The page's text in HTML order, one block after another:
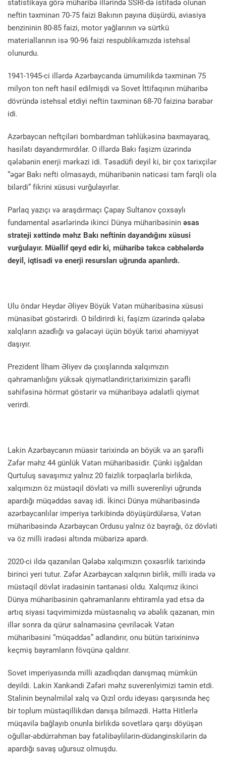
statistikaya görə müharibə illərində SSRİ-də istifadə olunan
neftin təxminən 70-75 faizi Bakının payına düşürdü, aviasiya
benzininin 80-85 faizi, motor yağlarının və sürtkü
materiallarının isə 90-96 faizi respublikamızda istehsal
olunurdu.
1941-1945-ci illərdə Azərbaycanda ümumilikdə təxminən 75
milyon ton neft hasil edilmişdi və Sovet İttifaqının müharibə
dövründə istehsal etdiyi neftin təxminən 68-70 faizinə bərabər
idi.
Azərbaycan neftçiləri bombardman təhlükəsinə baxmayaraq,
hasilatı dayandırmırdılar. O illərdə Bakı faşizm üzərində
qələbənin enerji mərkəzi idi. Təsadüfi deyil ki, bir çox tarixçilər
“əgər Bakı nefti olmasaydı, müharibənin nəticəsi tam fərqli ola
bilərdi” fikrini xüsusi vurğulayırlar.
Parlaq yazıçı və araşdırmaçı Çapay Sultanov çoxsaylı
fundamental əsərlərində ikinci Dünya müharibəsinin əsas
strateji xəttində məhz Bakı neftinin dayandığını xüsusi
vurğulayır. Müəllif qeyd edir ki, müharibə təkcə cəbhələrdə
deyil, iqtisadi və enerji resursları uğrunda aparılırdı.
Ulu öndər Heydər Əliyev Böyük Vətən müharibəsinə xüsusi
münasibət göstərirdi. O bildirirdi ki, faşizm üzərində qələbə
xalqların azadlığı və gələcəyi üçün böyük tarixi əhəmiyyət
daşıyır.
Prezident İlham Əliyev də çıxışlarında xalqımızın
qəhrəmanlığını yüksək qiymətləndirir,tariximizin şərəfli
səhifəsinə hörmət göstərir və müharibəyə ədalətli qiymət
verirdi.
Lakin Azərbaycanın müasir tarixində ən böyük və ən şərəfli
Zəfər məhz 44 günlük Vətən müharibəsidir. Çünki işğaldan
Qurtuluş savaşımız yalnız 20 faizlik torpaqlarla birlikdə,
xalqımızın öz müstəqil dövləti və milli suverenliyi uğrunda
apardığı müqəddəs savaş idi. İkinci Dünya müharibəsində
azərbaycanlılar imperiya tərkibində döyüşürdülərsə, Vətən
müharibəsində Azərbaycan Ordusu yalnız öz bayrağı, öz dövləti
və öz milli iradəsi altında mübarizə apardı.
2020-ci ildə qazanılan Qələbə xalqımızın çoxəsrlik tarixində
birinci yeri tutur. Zəfər Azərbaycan xalqının birlik, milli iradə və
müstəqil dövlət iradəsinin təntənəsi oldu. Xalqımız ikinci
Dünya müharibəsinin qəhrəmanlarını ehtiramla yad etsə də
artıq siyasi təqvimimizdə müstəsnalıq və əbəlik qazanan, min
illər sonra da qürur salnaməsinə çevriləcək Vətən
müharibəsini “müqəddəs” adlandırır, onu bütün tarixininvə
keçmiş bayramların fövqünə qaldırır.
Sovet imperiyasında milli azadlıqdan danışmaq mümkün
deyildi. Lakin Xankəndi Zəfəri məhz suverenlyimizi təmin etdi.
Stalinin beynəlmiləl xalq və Qızıl ordu ideyası qarşısında heç
bir toplum müstəqillikdən danışa bilməzdi. Hətta Hitlerlə
müqavilə bağlayıb onunla birlikdə sovetlərə qarşı döyüşən
oğullar-əbdürrəhman bəy fətəlibəylilərin-düdənginskilərin də
apardığı savaş uğursuz olmuşdu.